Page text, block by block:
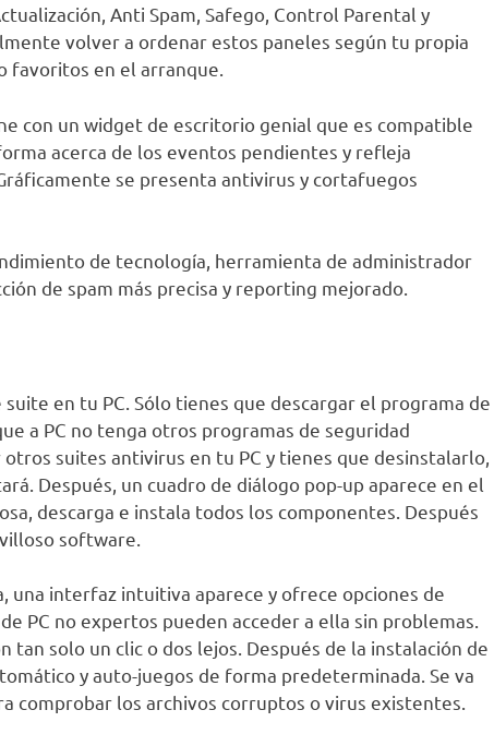
Anti Spam, Safego, Control Parental y
volver a ordenar estos paneles según tu propia
favoritos en el arranque.
con un widget de escritorio genial que es compatible
acerca de los eventos pendientes y refleja
se presenta antivirus y cortafuegos
de tecnología, herramienta de administrador
de spam más precisa y reporting mejorado.
en tu PC. Sólo tienes que descargar el programa de
a PC no tenga otros programas de seguridad
suites antivirus en tu PC y tienes que desinstalarlo,
Después, un cuadro de diálogo pop-up aparece en el
descarga e instala todos los componentes. Después
software.
una interfaz intuitiva aparece y ofrece opciones de
PC no expertos pueden acceder a ella sin problemas.
tan solo un clic o dos lejos. Después de la instalación de
y auto-juegos de forma predeterminada. Se va
comprobar los archivos corruptos o virus existentes.